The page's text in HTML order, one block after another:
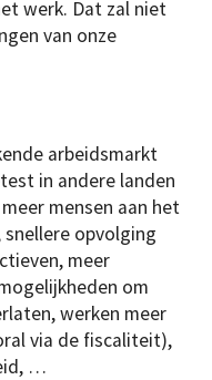
werk. Dat zal niet
van onze
arbeidsmarkt
in andere landen
mensen aan het
opvolging
meer
om
werken meer
via de fiscaliteit),
…